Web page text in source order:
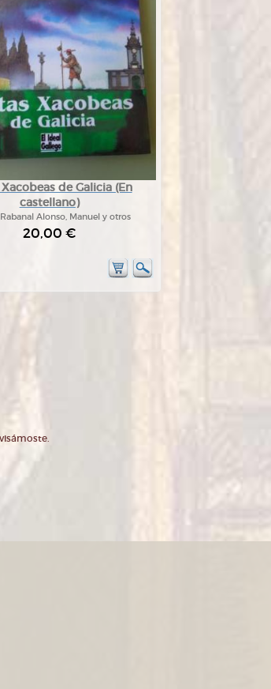
de Galicia (En
castellano)
Rabanal Alonso, Manuel y otros
20,00 €